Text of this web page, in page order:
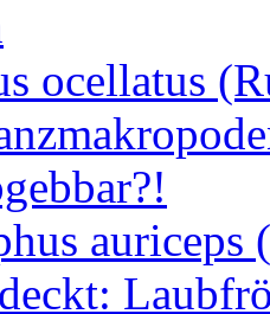
ocellatus